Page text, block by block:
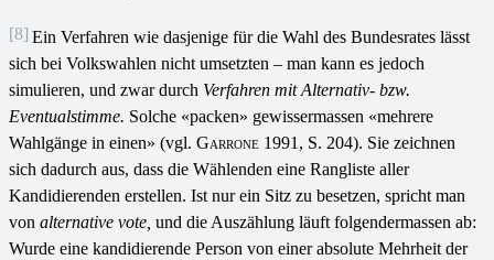
[8] Ein Verfahren wie dasjenige für die Wahl des Bundesrates lässt
sich bei Volkswahlen nicht umsetzten – man kann es jedoch
simulieren, und zwar durch Verfahren mit Alternativ- bzw.
Eventualstimme. Solche «packen» gewissermassen «mehrere
Wahlgänge in einen» (vgl. Garrone 1991, S. 204). Sie zeichnen
sich dadurch aus, dass die Wählenden eine Rangliste aller
Kandidierenden erstellen. Ist nur ein Sitz zu besetzen, spricht man
von alternative vote, und die Auszählung läuft folgendermassen ab:
Wurde eine kandidierende Person von einer absolute Mehrheit der